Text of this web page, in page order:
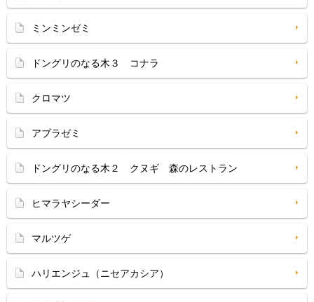
ミンミンゼミ
ドングリのなる木３ コナラ
クロマツ
アブラゼミ
ドングリのなる木２ クヌギ 森のレストラン
ヒマラヤシーダー
マルツゲ
ハリエンジュ（ニセアカシア）